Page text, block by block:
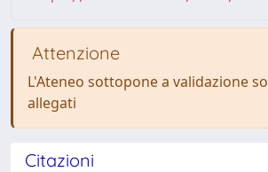
Attenzione
L'Ateneo sottopone a validazione
allegati
Citazioni